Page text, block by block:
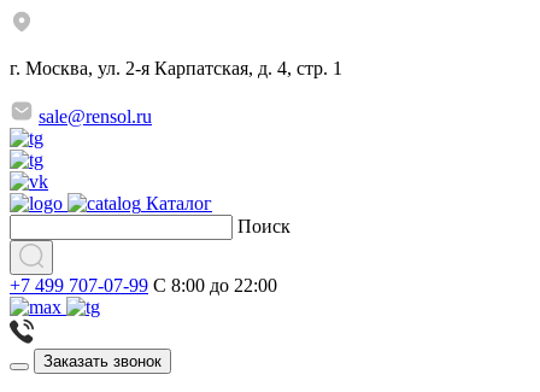
г. Москва, ул. 2-я Карпатская, д. 4, стр. 1
sale@rensol.ru
Каталог
Поиск
+7 499 707-07-99 C 8:00 до 22:00
Заказать звонок